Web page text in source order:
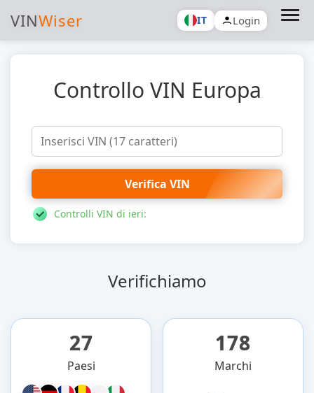
VINWiser IT Login
Controllo VIN Europa
Verifica VIN
Controlli VIN di ieri:
Verifichiamo
27
Paesi
178
Marchi